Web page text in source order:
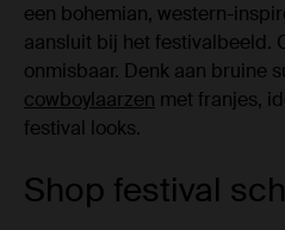
een bohemian, western-
aansluit bij het festivalbeeld.
onmisbaar. Denk aan bruine
cowboylaarzen met franjes,
festival looks.
Shop festival